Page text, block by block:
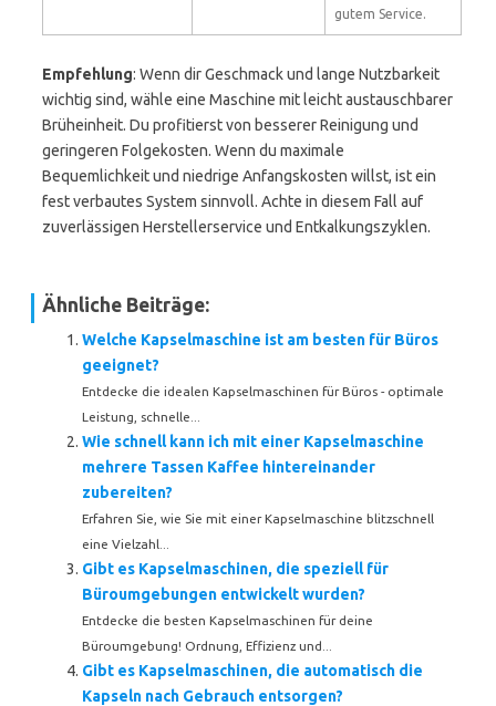
gutem Service.
Empfehlung: Wenn dir Geschmack und lange Nutzbarkeit
wichtig sind, wähle eine Maschine mit leicht austauschbarer
Brüheinheit. Du profitierst von besserer Reinigung und
geringeren Folgekosten. Wenn du maximale
Bequemlichkeit und niedrige Anfangskosten willst, ist ein
fest verbautes System sinnvoll. Achte in diesem Fall auf
zuverlässigen Herstellerservice und Entkalkungszyklen.
Ähnliche Beiträge:
Welche Kapselmaschine ist am besten für Büros
geeignet?
Entdecke die idealen Kapselmaschinen für Büros - optimale
Leistung, schnelle...
Wie schnell kann ich mit einer Kapselmaschine
mehrere Tassen Kaffee hintereinander
zubereiten?
Erfahren Sie, wie Sie mit einer Kapselmaschine blitzschnell
eine Vielzahl...
Gibt es Kapselmaschinen, die speziell für
Büroumgebungen entwickelt wurden?
Entdecke die besten Kapselmaschinen für deine
Büroumgebung! Ordnung, Effizienz und...
Gibt es Kapselmaschinen, die automatisch die
Kapseln nach Gebrauch entsorgen?